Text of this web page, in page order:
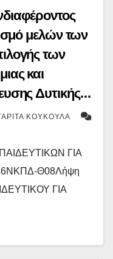
μελών των
των
και
Δυτικής
ΚΟΥΚΟΎΛΑ
ΓΙΑ
Θ08Λήψη
ΓΙΑ